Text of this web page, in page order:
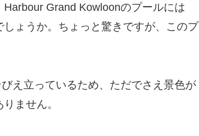
Grand Kowloonのプールには
しょうか。ちょっと驚きですが、このプ
え立っているため、ただでさえ景色が
ません。